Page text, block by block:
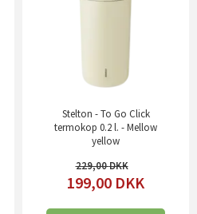
Stelton - To Go Click
termokop 0.2 l. - Mellow
yellow
229,00
199,00 DKK